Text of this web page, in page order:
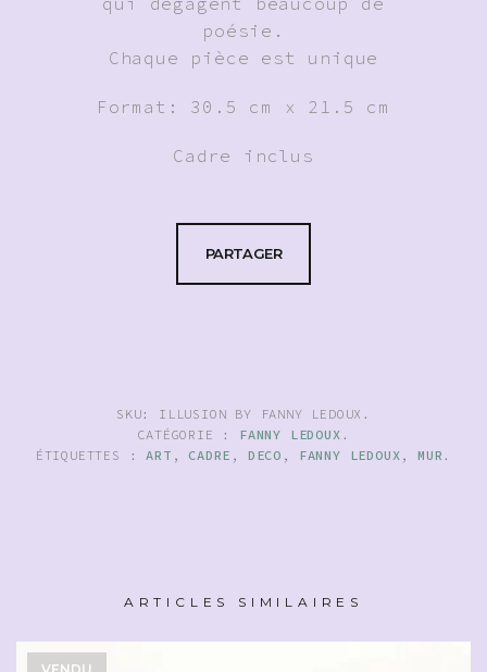
poésie.
Chaque pièce est unique
Format: 30.5 cm x 21.5 cm
Cadre inclus
PARTAGER
SKU: ILLUSION BY FANNY LEDOUX .
CATÉGORIE : FANNY LEDOUX .
ÉTIQUETTES :ART , CADRE , DECO , FANNY LEDOUX , MUR .
ARTICLES SIMILAIRES